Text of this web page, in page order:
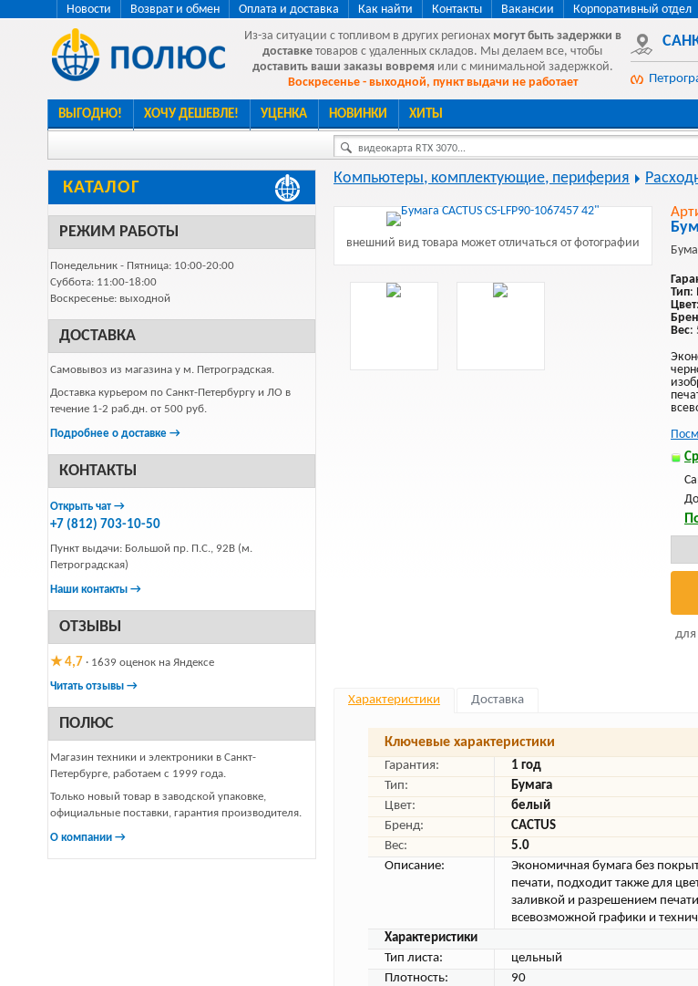
Новости Возврат и обмен Оплата и доставка Как найти Контакты Вакансии Корпоративный отдел
Из-за ситуации с топливом в других регионах могут быть задержки в
доставке товаров с удаленных складов. Мы делаем все, чтобы
доставить ваши заказы вовремя или с минимальной задержкой.
Воскресенье - выходной, пункт выдачи не работает
ВЫГОДНО! ХОЧУ ДЕШЕВЛЕ! УЦЕНКА НОВИНКИ ХИТЫ
видеокарта RTX 3070...
КАТАЛОГ
РЕЖИМ РАБОТЫ
Понедельник - Пятница: 10:00-20:00
Суббота: 11:00-18:00
Воскресенье: выходной
ДОСТАВКА
Самовывоз из магазина у м. Петроградская.
Доставка курьером по Санкт-Петербургу и ЛО в
течение 1-2 раб.дн. от 500 руб.
Подробнее о доставке →
КОНТАКТЫ
Открыть чат →
+7 (812) 703-10-50
Пункт выдачи: Большой пр. П.С., 92В (м.
Петроградская)
Наши контакты →
ОТЗЫВЫ
★ 4,7 · 1639 оценок на Яндексе
Читать отзывы →
ПОЛЮС
Магазин техники и электроники в Санкт-
Петербурге, работаем с 1999 года.
Только новый товар в заводской упаковке,
официальные поставки, гарантия производителя.
О компании →
Компьютеры, комплектующие, периферия
внешний вид товара может отличаться от фотографии
Тип:
Цвет
Вес:
Характеристики Доставка
Ключевые характеристики
Гарантия:
1 год
Тип:
Бумага
Цвет:
белый
Бренд:
CACTUS
Вес:
5.0
Описание:
Экономичная бумага без
печати, подходит также для
заливкой и разрешением
всевозможной графики и
Характеристики
Тип листа:
цельный
Плотность:
90